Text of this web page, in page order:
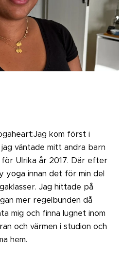
kom först i
väntade mitt andra barn
Ulrika år 2017. Där efter
yoga innan det för min del
Jag hittade på
mer regelbunden då
mig och finna lugnet inom
och värmen i studion och
hem.